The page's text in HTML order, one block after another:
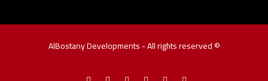
© AlBostany Developments - All rights reserved